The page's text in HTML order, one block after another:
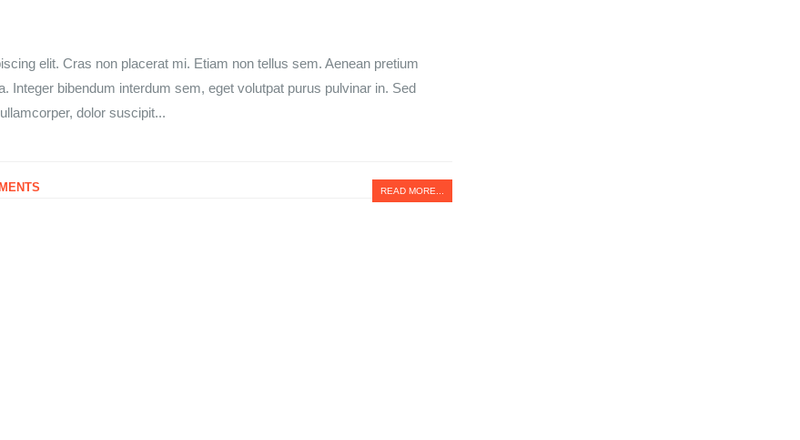
elit. Cras non placerat mi. Etiam non tellus sem. Aenean pretium
Integer bibendum interdum sem, eget volutpat purus pulvinar in. Sed
dolor suscipit...
READ MORE...